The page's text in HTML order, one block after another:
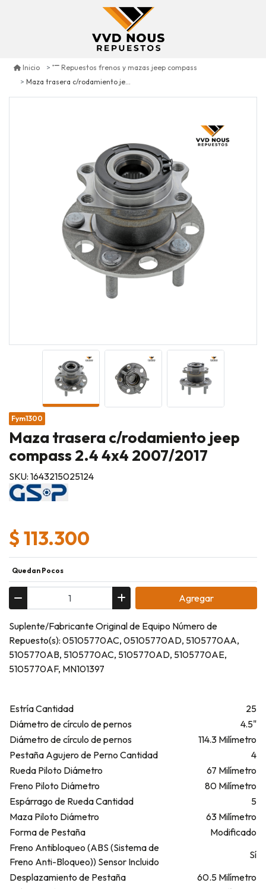
Inicio
Repuestos frenos y mazas jeep compass
Maza trasera c/rodamiento jeep compass 2.4 4x4 2007/2017
Fym1300
Maza trasera c/rodamiento jeep
compass 2.4 4x4 2007/2017
SKU: 1643215025124
$ 113.300
Quedan Pocos
Agregar
Suplente/Fabricante Original de Equipo Número de
Repuesto(s): 05105770AC, 05105770AD, 5105770AA,
5105770AB, 5105770AC, 5105770AD, 5105770AE,
5105770AF, MN101397
Estría Cantidad
25
Diámetro de círculo de pernos
4.5"
Diámetro de círculo de pernos
114.3 Milímetro
Pestaña Agujero de Perno Cantidad
4
Rueda Piloto Diámetro
67 Milímetro
Freno Piloto Diámetro
80 Milímetro
Espárrago de Rueda Cantidad
5
Maza Piloto Diámetro
63 Milímetro
Forma de Pestaña
Modificado
Freno Antibloqueo (ABS (Sistema de
Freno Anti-Bloqueo)) Sensor Incluido
Sí
Desplazamiento de Pestaña
60.5 Milímetro